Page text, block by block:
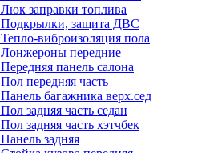
Люк заправки топлива
Подкрылки, защита ДВС
Тепло-виброизоляция пола
Лонжероны передние
Передняя панель салона
Пол передняя часть
Панель багажника верх.сед
Пол задняя часть седан
Пол задняя часть хэтчбек
Панель задняя